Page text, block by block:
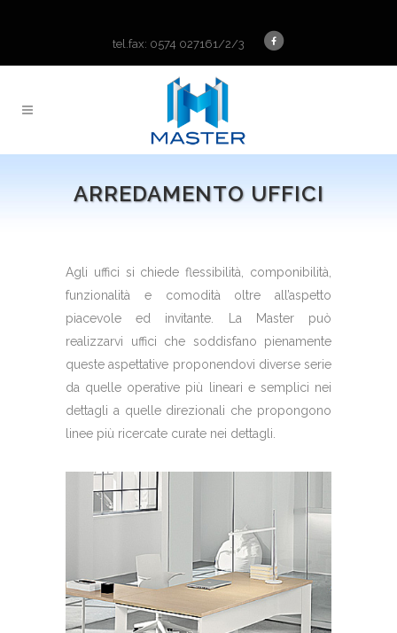
tel.fax: 0574 027161/2/3
ARREDAMENTO UFFICI
Agli uffici si chiede flessibilità, componibilità,
funzionalità e comodità oltre all’aspetto
piacevole ed invitante. La Master può
realizzarvi uffici che soddisfano pienamente
queste aspettative proponendovi diverse serie
da quelle operative più lineari e semplici nei
dettagli a quelle direzionali che propongono
linee più ricercate curate nei dettagli.